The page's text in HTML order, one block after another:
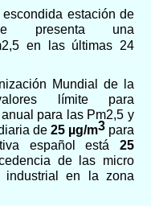
estación de
presenta una
en las últimas 24
Mundial de la
límite para
para las Pm2,5 y
de 25 µg/m3 para
español está 25
de las micro
industrial en la zona